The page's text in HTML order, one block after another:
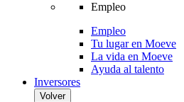
Empleo
Empleo
Tu lugar en Moeve
La vida en Moeve
Ayuda al talento
Inversores
Volver